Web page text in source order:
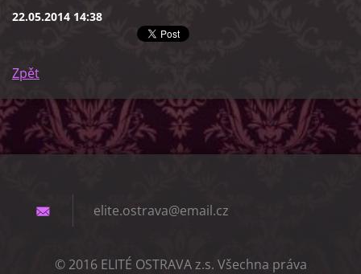
22.05.2014 14:38
Zpět
elite.ostrava@email.cz
© 2016 ELITÉ OSTRAVA z.s. Všechna práva